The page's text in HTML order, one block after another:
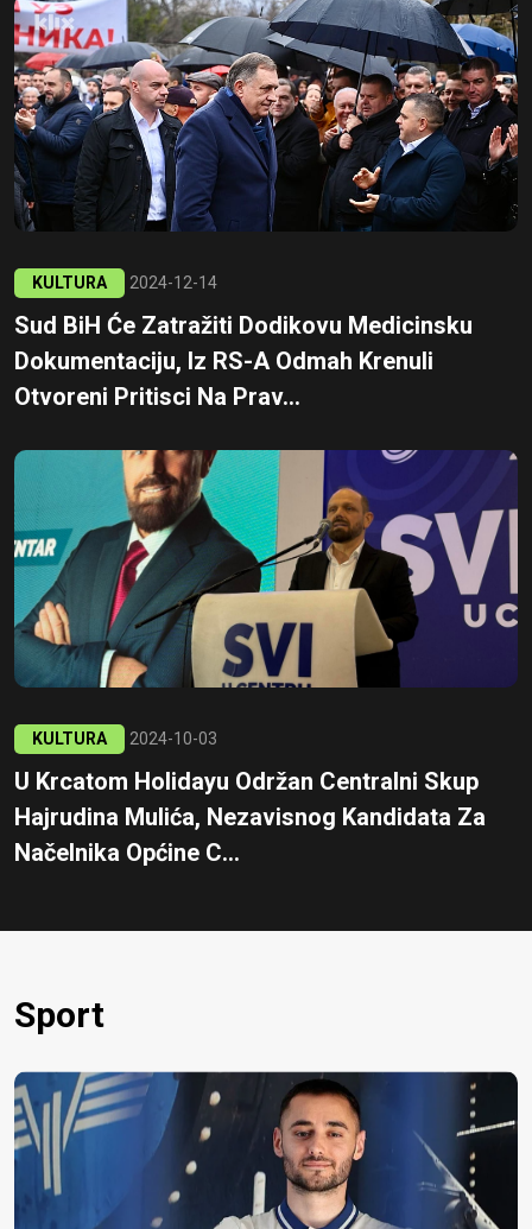
KULTURA 2024-12-14
Sud BiH Će Zatražiti Dodikovu Medicinsku
Dokumentaciju, Iz RS-A Odmah Krenuli
Otvoreni Pritisci Na Prav...
KULTURA 2024-10-03
U Krcatom Holidayu Održan Centralni Skup
Hajrudina Mulića, Nezavisnog Kandidata Za
Načelnika Općine C...
Sport